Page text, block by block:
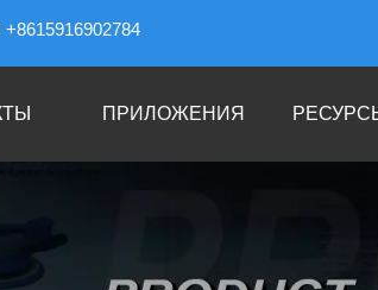
+8615916902784
ПРИЛОЖЕНИЯ